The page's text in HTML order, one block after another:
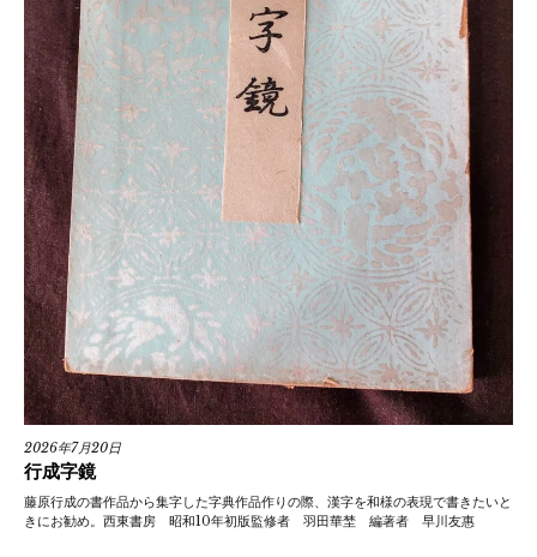
2026年7月20日
行成字鏡
藤原行成の書作品から集字した字典作品作りの際、漢字を和様の表現で書きたいと
きにお勧め。西東書房 昭和10年初版監修者 羽田華埜 編著者 早川友惠